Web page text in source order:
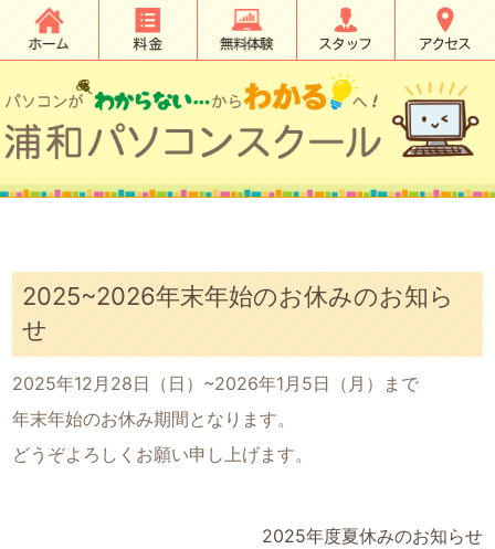
2025~2026年末年始のお休みのお知ら
せ
2025年12月28日（日）~2026年1月5日（月）まで
年末年始のお休み期間となります。
どうぞよろしくお願い申し上げます。
2025年度夏休みのお知らせ